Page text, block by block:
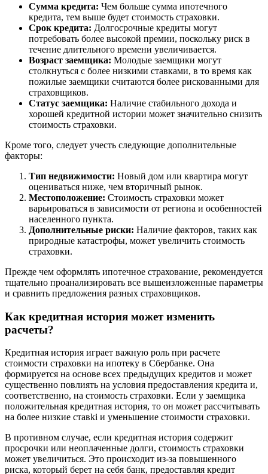
Сумма кредита: Чем больше сумма ипотечного
кредита, тем выше будет стоимость страховки.
Срок кредита: Долгосрочные кредиты могут
потребовать более высокой премии, поскольку риск в
течение длительного времени увеличивается.
Возраст заемщика: Молодые заемщики могут
столкнуться с более низкими ставками, в то время как
пожилые заемщики считаются более рискованными для
страховщиков.
Статус заемщика: Наличие стабильного дохода и
хорошей кредитной истории может значительно снизить
стоимость страховки.
Кроме того, следует учесть следующие дополнительные
факторы:
Тип недвижимости: Новый дом или квартира могут
оцениваться ниже, чем вторичный рынок.
Местоположение: Стоимость страховки может
варьироваться в зависимости от региона и особенностей
населенного пункта.
Дополнительные риски: Наличие факторов, таких как
природные катастрофы, может увеличить стоимость
страховки.
Прежде чем оформлять ипотечное страхование, рекомендуется
тщательно проанализировать все вышеизложенные параметры
и сравнить предложения разных страховщиков.
Как кредитная история может изменить
расчеты?
Кредитная история играет важную роль при расчете
стоимости страховки на ипотеку в Сбербанке. Она
формируется на основе всех предыдущих кредитов и может
существенно повлиять на условия предоставления кредита и,
соответственно, на стоимость страховки. Если у заемщика
положительная кредитная история, то он может рассчитывать
на более низкие ставki и уменьшение стоимости страховки.
В противном случае, если кредитная история содержит
просрочки или неоплаченные долги, стоимость страховки
может увеличиться. Это происходит из-за повышенного
риска, который берет на себя банк, предоставляя кредит